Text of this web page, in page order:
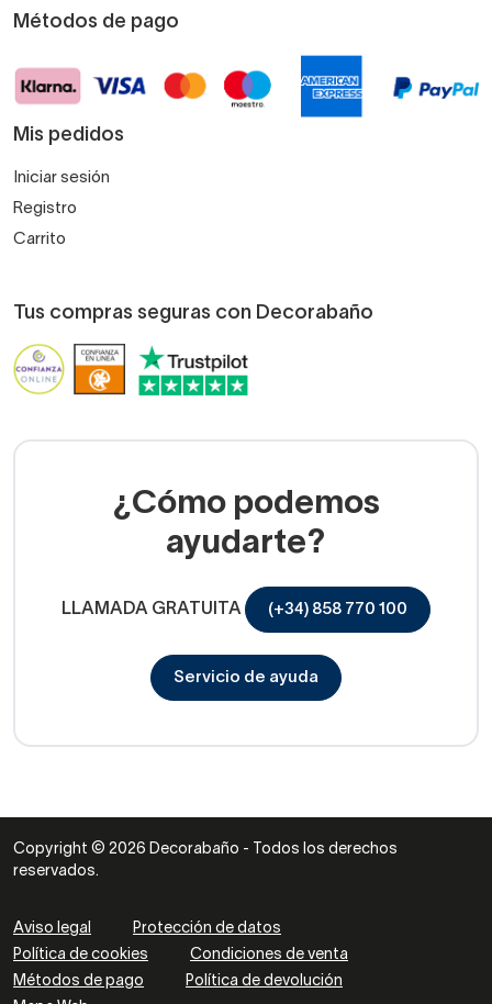
Métodos de pago
Mis pedidos
Iniciar sesión
Registro
Carrito
Tus compras seguras con Decorabaño
¿Cómo podemos
ayudarte?
LLAMADA GRATUITA (+34) 858 770 100
Servicio de ayuda
Copyright © 2026 Decorabaño - Todos los derechos
reservados.
Aviso legal
Protección de datos
Política de cookies
Condiciones de venta
Métodos de pago
Política de devolución